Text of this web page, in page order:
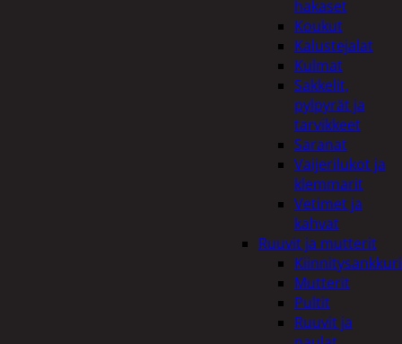
hakaset
Koukut
Kalustejalat
Kulmat
Sakkelit,
pylpyrät ja
tarvikkeet
Saranat
Vaijerilukot ja
klemmarit
Vetimet ja
kahvat
Ruuvit ja mutterit
Mutterit
Pultit
Ruuvit ja